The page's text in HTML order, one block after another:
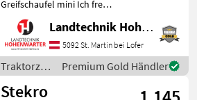
Greifschaufel mini Ich freue
mich, Ihnen im
Maschinenzentrum St.
Martin die Greifschaufel
mini ausführlich
vorzustellen und
gegebenenfalls v
Landtechnik Hohenwarter GmbH
5092 St. Martin bei Lofer
Traktorzubehör
/ Stekro
Premium Gold Händler
Stekro